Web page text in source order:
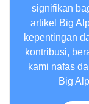
signifikan
artikel Big
kepentingan
kontribusi,
kami nafas
Big